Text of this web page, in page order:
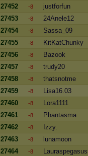
27452
-8
justforfun
27453
-8
24Anele12
27454
-8
Sassa_09
27455
-8
KitKatChunky
27456
-8
Bazook
27457
-8
trudy20
27458
-8
thatsnotme
27459
-8
Lisa16.03
27460
-8
Lora1111
27461
-8
Phantasma
27462
-8
Izzy.
27463
-8
lunamoon
27464
-8